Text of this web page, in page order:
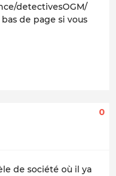
detectivesOGM/
de page si vous
0
de société où il ya